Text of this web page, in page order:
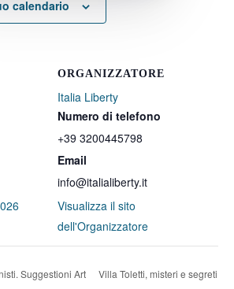
calendario
ORGANIZZATORE
Italia Liberty
Numero di telefono
+39 3200445798
Email
info@italialiberty.it
Visualizza il sito
dell'Organizzatore
Suggestioni Art
Villa Toletti, misteri e segreti